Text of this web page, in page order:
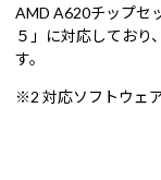
AMD A620チップセ
５」に対応しており
す。
※2 対応ソフトウェ